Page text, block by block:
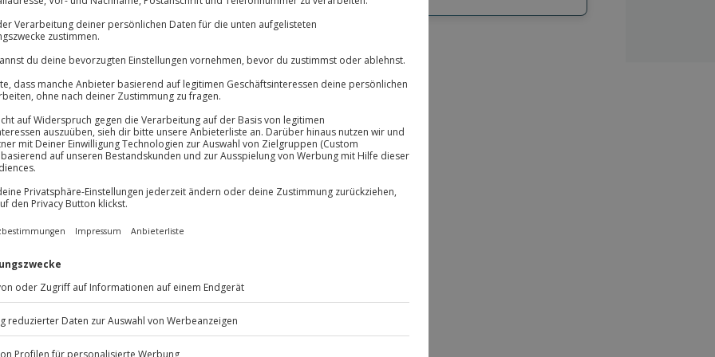
Über 9.000 Erlebnisse.
Jeder Gutschein für alle Erlebnisse einlösbar.
Maximale Sicherheit